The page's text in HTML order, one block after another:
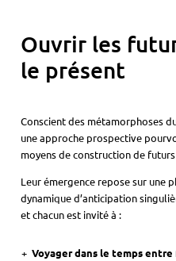
Ouvrir les
le présent
Conscient des métamorphoses
une approche prospective
moyens de construction de
Leur émergence repose sur une
dynamique d’anticipation
et chacun est invité à :
Voyager dans le temps